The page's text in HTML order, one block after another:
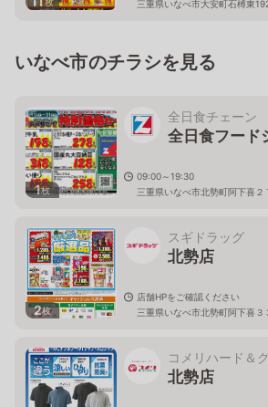
三重県いなべ市大安町石榑東
いなべ市のチラシを見る
1枚
全日食チェーン
全日食フード
09:00～19:30
三重県いなべ市北勢町阿下喜２
2枚
スギドラッグ
北勢店
店舗HPをご確認ください
三重県いなべ市北勢町阿下喜３
コメリハード＆
北勢店